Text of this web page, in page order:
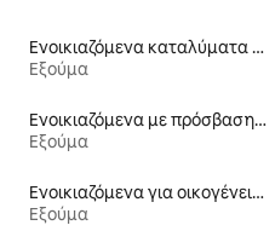
Ενοικιαζόμενα καταλύματα με πισίνα
Εξούμα
Ενοικιαζόμενα με πρόσβαση σε παραλία
Εξούμα
Ενοικιαζόμενα για οικογένειες
Εξούμα